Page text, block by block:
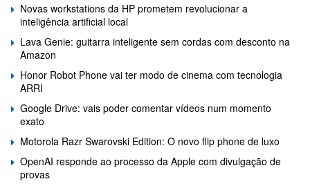
Novas workstations da HP prometem revolucionar a
inteligência artificial local
Lava Genie: guitarra inteligente sem cordas com desconto na
Amazon
Honor Robot Phone vai ter modo de cinema com tecnologia
ARRI
Google Drive: vais poder comentar vídeos num momento
exato
Motorola Razr Swarovski Edition: O novo flip phone de luxo
OpenAI responde ao processo da Apple com divulgação de
provas